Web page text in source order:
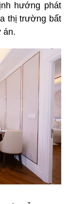
hướng phát
thị trường bất
án.